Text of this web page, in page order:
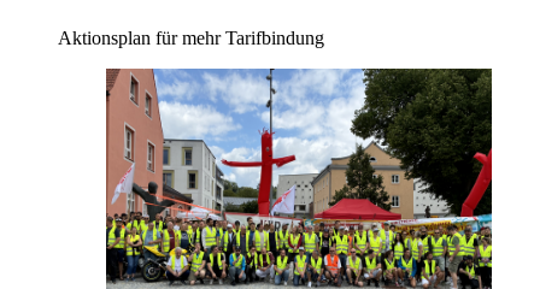
Aktionsplan für mehr Tarifbindung